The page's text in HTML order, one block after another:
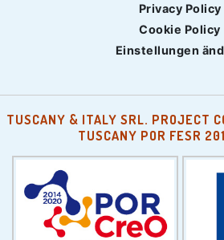
Privacy Policy
Cookie Policy
Einstellungen
TUSCANY & ITALY SRL. PROJECT
TUSCANY POR FESR